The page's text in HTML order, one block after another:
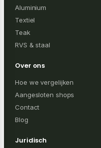
Aluminium
Textiel
Teak
RVS & staal
Over ons
Hoe we vergelijken
Aangesloten shops
Contact
Blog
Juridisch